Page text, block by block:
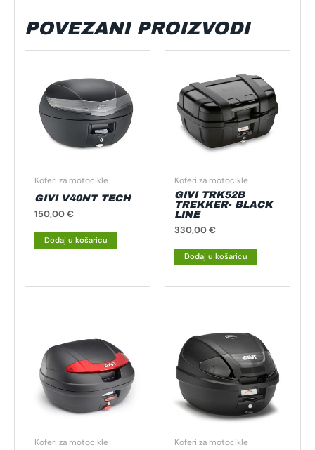
POVEZANI PROIZVODI
Koferi za motocikle
GIVI V40NT TECH
150,00€
Dodaj u košaricu
Koferi za motocikle
GIVI TRK52B
TREKKER- BLACK
LINE
330,00€
Dodaj u košaricu
Koferi za motocikle Koferi za motocikle